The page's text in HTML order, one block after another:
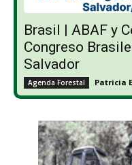
Brasil | ABAF y
Congreso
Salvador
Agenda Forestal Patricia